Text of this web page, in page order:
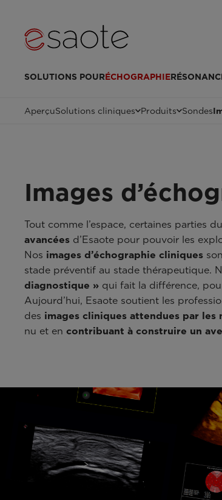
SOLUTIONS POURÉCHOGRAPHIE
AperçuSolutions cliniques Produits Sondes
Images
Tout comme l’espace, certaines parties
avancées d’Esaote pour pouvoir les
Nos images d’échographie cliniques
stade préventif au stade thérapeutique.
diagnostique » qui fait la différence,
Aujourd’hui, Esaote soutient les
des images cliniques attendues par les
nu et en contribuant à construire un